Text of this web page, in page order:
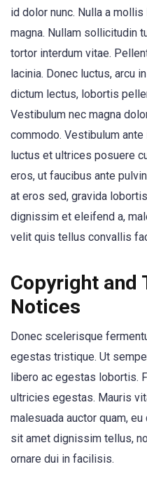
id dolor nunc. Nulla a
magna. Nullam sollicitudin
tortor interdum vitae.
lacinia. Donec luctus, arcu
dictum lectus, lobortis
Vestibulum nec magna
commodo. Vestibulum
luctus et ultrices posuere
eros, ut faucibus ante
at eros sed, gravida
dignissim et eleifend a,
velit quis tellus convallis
Copyright and
Notices
Donec scelerisque
egestas tristique. Ut
libero ac egestas lobortis.
ultricies egestas. Mauris
malesuada auctor quam,
sit amet dignissim tellus,
ornare dui in facilisis.